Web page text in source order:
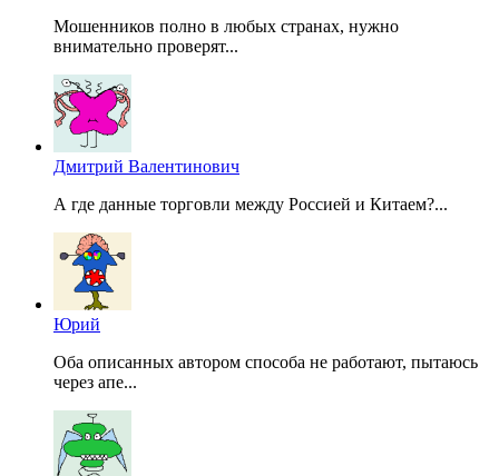
Мошенников полно в любых странах, нужно
внимательно проверят...
Дмитрий Валентинович
А где данные торговли между Россией и Китаем?...
Юрий
Оба описанных автором способа не работают, пытаюсь
через апе...